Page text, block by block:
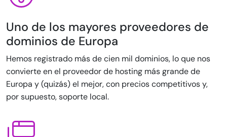
Uno de los mayores proveedores de
dominios de Europa
Hemos registrado más de cien mil dominios, lo que nos
convierte en el proveedor de hosting más grande de
Europa y (quizás) el mejor, con precios competitivos y,
por supuesto, soporte local.